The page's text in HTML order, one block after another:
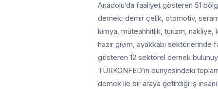
Anadolu’da faaliyet gösteren 51
dernek; demir çelik, otomotiv,
kimya, müteahhitlik, turizm, nakliye,
hazır giyim, ayakkabı sektörlerinde
gösteren 12 sektörel dernek
TÜRKONFED’in bünyesindeki
dernek ile bir araya getirdiği iş insanı